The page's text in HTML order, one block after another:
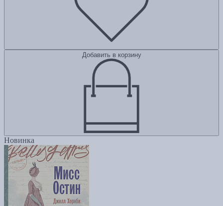
Добавить в корзину
Новинка